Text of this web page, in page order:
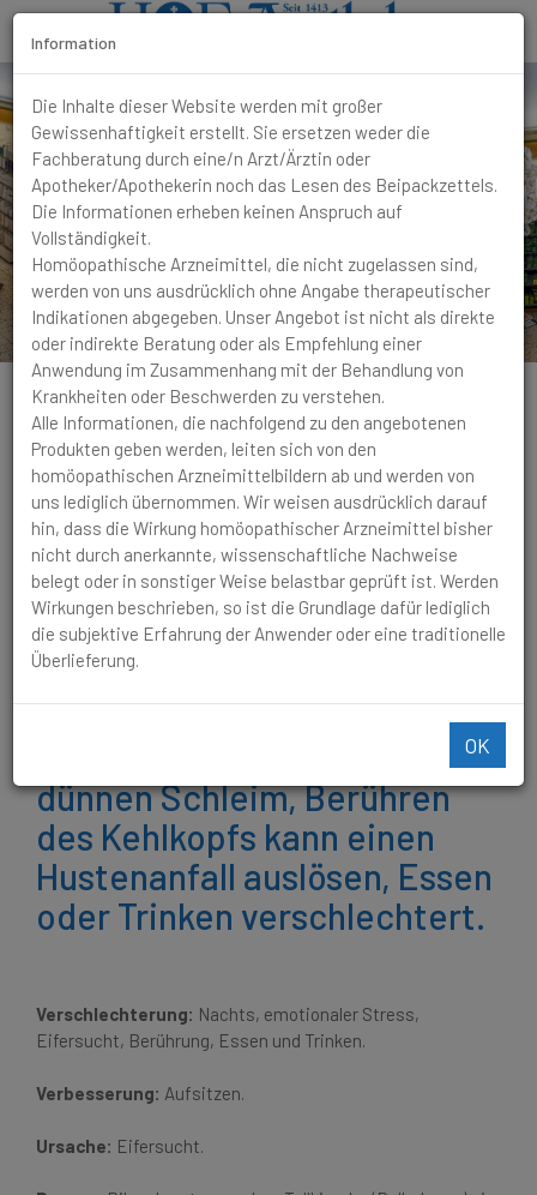
Husten
Lange, krampfartige Hustenanfälle, vor
allem nachts, muss sich aufsetzen, endend im Abhusten
von dünnen Schleim, Berühren des Kehlkopfs kann einen
Hustenanfall auslösen, Essen oder Trinken verschlechtert.
Lange, krampfartige
Hustenanfälle, vor allem
nachts, muss sich aufsetzen,
dünnen Schleim, Berühren
des Kehlkopfs kann einen
Hustenanfall auslösen, Essen
oder Trinken verschlechtert.
Verschlechterung: Nachts, emotionaler Stress,
Eifersucht, Berührung, Essen und Trinken.
Verbesserung: Aufsitzen.
Ursache: Eifersucht.
Information
Die Inhalte dieser Website werden mit großer
Gewissenhaftigkeit erstellt. Sie ersetzen weder die
Fachberatung durch eine/n Arzt/Ärztin oder
Apotheker/Apothekerin noch das Lesen des Beipackzettels.
Die Informationen erheben keinen Anspruch auf
Vollständigkeit.
Homöopathische Arzneimittel, die nicht zugelassen sind,
werden von uns ausdrücklich ohne Angabe therapeutischer
Indikationen abgegeben. Unser Angebot ist nicht als direkte
oder indirekte Beratung oder als Empfehlung einer
Anwendung im Zusammenhang mit der Behandlung von
Krankheiten oder Beschwerden zu verstehen.
Alle Informationen, die nachfolgend zu den angebotenen
Produkten geben werden, leiten sich von den
homöopathischen Arzneimittelbildern ab und werden von
uns lediglich übernommen. Wir weisen ausdrücklich darauf
hin, dass die Wirkung homöopathischer Arzneimittel bisher
nicht durch anerkannte, wissenschaftliche Nachweise
belegt oder in sonstiger Weise belastbar geprüft ist. Werden
Wirkungen beschrieben, so ist die Grundlage dafür lediglich
die subjektive Erfahrung der Anwender oder eine traditionelle
Überlieferung.
OK